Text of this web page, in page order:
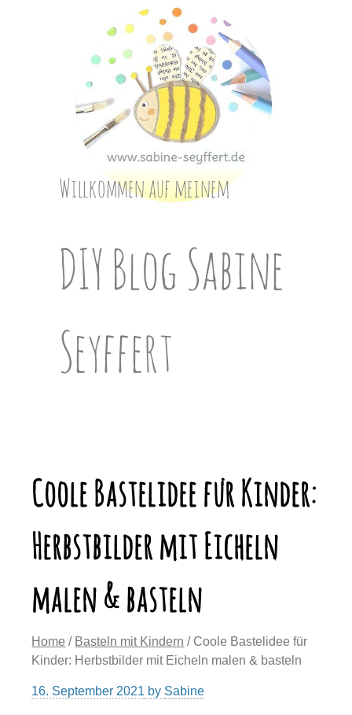
Willkommen auf meinem
DIY Blog Sabine
Seyffert
Coole Bastelidee für Kinder:
Herbstbilder mit Eicheln
malen & basteln
Home / Basteln mit Kindern / Coole Bastelidee für
Kinder: Herbstbilder mit Eicheln malen & basteln
16. September 2021 by Sabine